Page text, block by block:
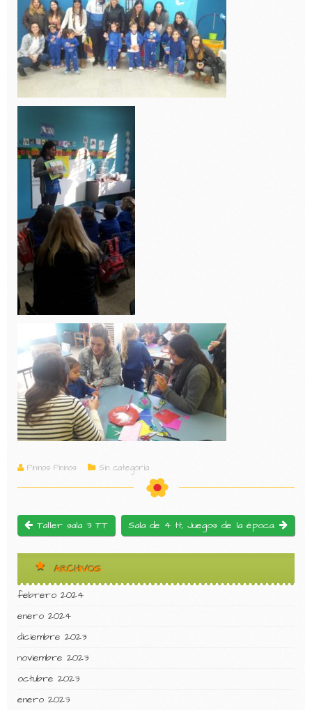
Pininos Pininos Sin categoría
Taller sala 3 TT Sala de 4 tt, Juegos de la época.
ARCHIVOS
febrero 2024
enero 2024
diciembre 2023
noviembre 2023
octubre 2023
enero 2023